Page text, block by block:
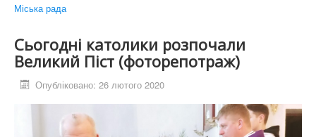
Міська рада
Сьогодні католики розпочали
Великий Піст (фоторепотраж)
Опубліковано: 26 лютого 2020